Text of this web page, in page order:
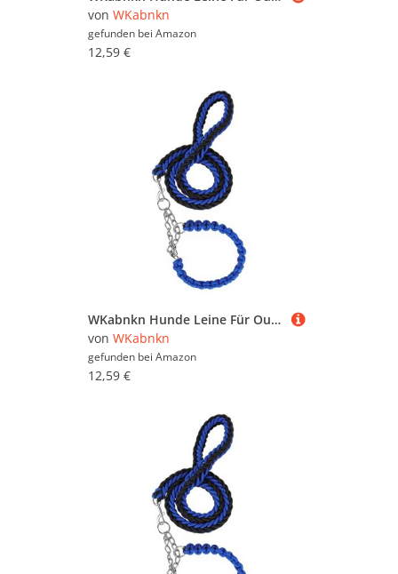
von WKabnkn
gefunden bei Amazon
12,59 €
WKabnkn Hunde Leine Für Outdoor Walking Nopull Haustiertraining Leiter Praktisches Nylon Leine Einstellbares Traktionsseil Für Große Hunde Blei
von WKabnkn
gefunden bei Amazon
12,59 €